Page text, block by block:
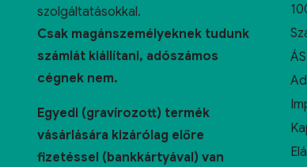
szolgáltatásokkal.
Csak magánszemélyeknek tudunk
számlát kiállítani, adószámos
cégnek nem.
Egyedi (gravírozott) termék
vásárlására kizárólag előre
fizetéssel (bankkártyával) van